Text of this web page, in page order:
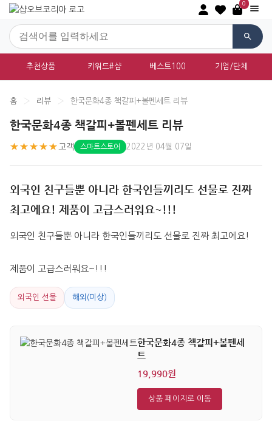
0
추천상품 키워드#샵 베스트100 기업/단체
홈 › 리뷰 › 한국문화4종 책갈피+볼펜세트 리뷰
한국문화4종 책갈피+볼펜세트 리뷰
★★★★★ 고객 스마트스토어 2022년 04월 07일
외국인 친구들뿐 아니라 한국인들끼리도 선물로 진짜
최고에요! 제품이 고급스러워요~!!!
외국인 친구들뿐 아니라 한국인들끼리도 선물로 진짜 최고에요!
제품이 고급스러워요~!!!
외국인 선물 해외(미상)
한국문화4종 책갈피+볼펜세
트
19,990원
상품 페이지로 이동